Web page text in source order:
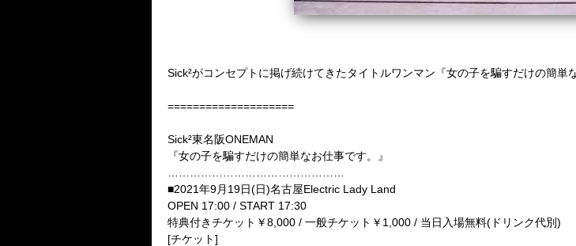
Sick²がコンセプトに掲げ続けてきたタイトルワンマン『女の子を騙すだけの簡単
====================
Sick²東名阪ONEMAN
『女の子を騙すだけの簡単なお仕事です。』
■2021年9月19日(日)名古屋Electric Lady Land
OPEN 17:00 / START 17:30
特典付きチケット￥8,000 / 一般チケット￥1,000 / 当日入場無料(ドリンク代別)
[チケット]